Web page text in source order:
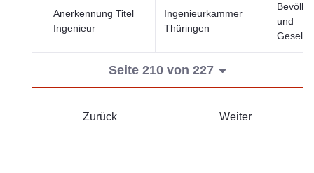
Anerkennung Titel
Ingenieur
Ingenieurkammer
Thüringen
und
Seite 210 von 227
Zurück Weiter